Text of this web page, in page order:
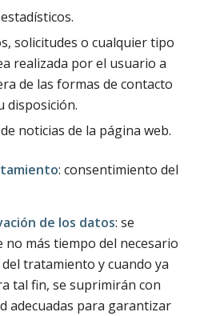
solicitudes o cualquier tipo
realizada por el usuario a
de las formas de contacto
disposición.
noticias de la página web.
: consentimiento del
de los datos: se
más tiempo del necesario
tratamiento y cuando ya
tal fin, se suprimirán con
adecuadas para garantizar